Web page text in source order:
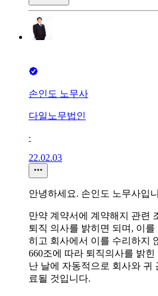
손인도 노무사
다일노무법인
∙
22.02.03
안녕하세요. 손인도 노무사입
만약 계약서에 계약해지 관련
퇴직 의사를 밝히면 되며, 이
히고 회사에서 이를 수리하지
660조에 따라 퇴직의사를 밝힌
난 날에 자동적으로 회사와 귀
료될 것입니다.